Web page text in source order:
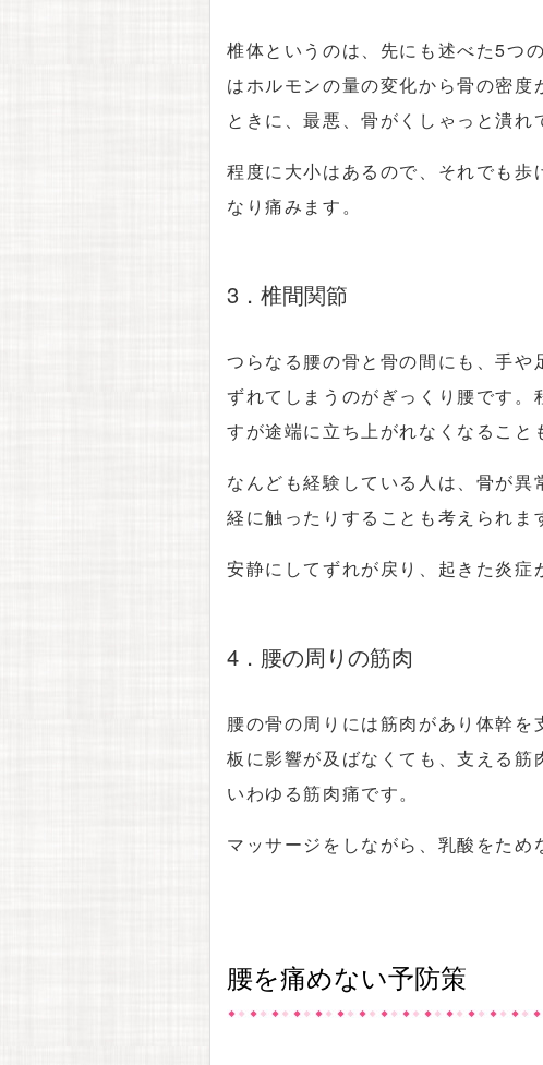
椎体というのは、先にも述べた5つ
はホルモンの量の変化から骨の密
ときに、最悪、骨がくしゃっと潰れ
程度に大小はあるので、それでも
なり痛みます。
3．椎間関節
つらなる腰の骨と骨の間にも、手
ずれてしまうのがぎっくり腰です。
すが途端に立ち上がれなくなること
なんども経験している人は、骨が
経に触ったりすることも考えられま
安静にしてずれが戻り、起きた炎症
4．腰の周りの筋肉
腰の骨の周りには筋肉があり体幹
板に影響が及ばなくても、支える筋
いわゆる筋肉痛です。
マッサージをしながら、乳酸をため
腰を痛めない予防策